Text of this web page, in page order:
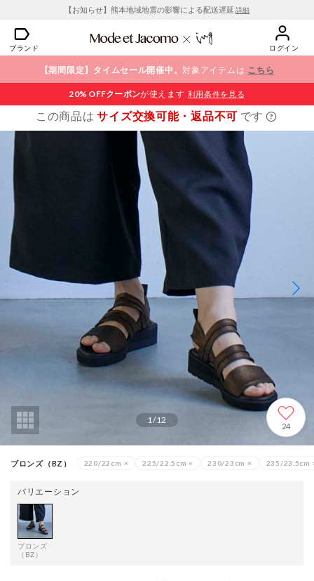
【お知らせ】熊本地域地震の影響による配送遅延 詳細
ブランド ログイン
【期間限定】タイムセール開催中。対象アイテムは こちら
20% OFFクーポンが使えます 利用条件を見る
この商品はサイズ交換可能・返品不可 です
1/12
24
ブロンズ（BZ） 220/22cm × 225/22.5cm × 230/23cm × 235/23.5cm
バリエーション
ブロンズ
（BZ）